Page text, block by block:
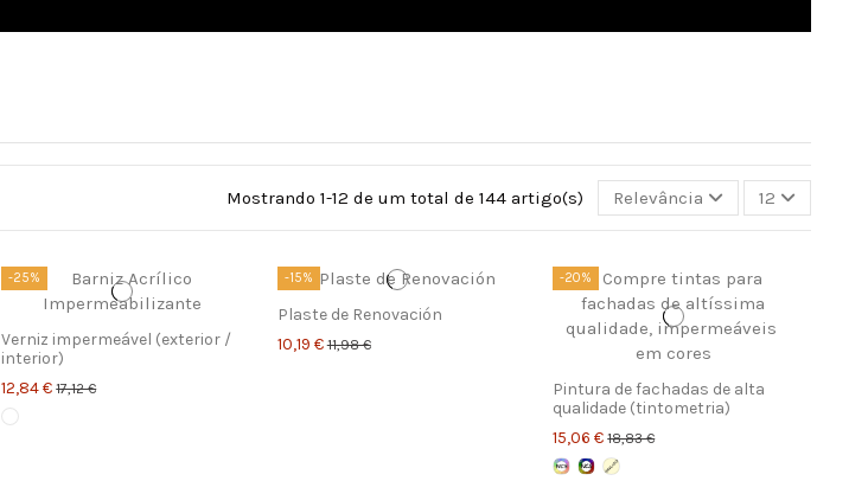
Mostrando 1-12 de um total de 144 artigo(s) Relevância 12
-25%
Verniz impermeável (exterior /
interior)
12,84 €17,12 €
-15%
Plaste de Renovación
10,19 €11,98 €
-20%
Pintura de fachadas de alta
qualidade (tintometria)
15,06 €18,83 €